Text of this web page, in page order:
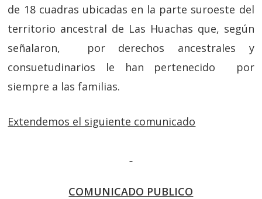
de 18 cuadras ubicadas en la parte suroeste del
territorio ancestral de Las Huachas que, según
señalaron, por derechos ancestrales y
consuetudinarios le han pertenecido por
siempre a las familias.
Extendemos el siguiente comunicado
COMUNICADO PUBLICO